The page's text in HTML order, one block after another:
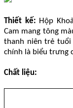
Thiết kế: Hộp
Cam mang tông
thanh niên trẻ tuổi
chính là biểu trưng
Chất liệu: